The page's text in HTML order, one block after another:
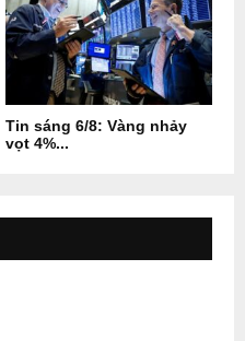
Tin sáng 6/8: Vàng nhảy
vọt 4%...